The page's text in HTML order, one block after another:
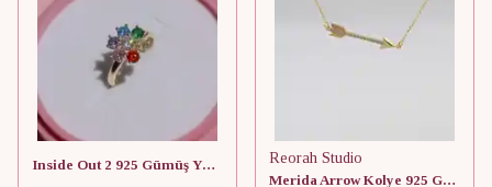
Inside Out 2 925 Gümüş Yüzük
Reorah Studio
Merida Arrow Kolye 925 Gümüş